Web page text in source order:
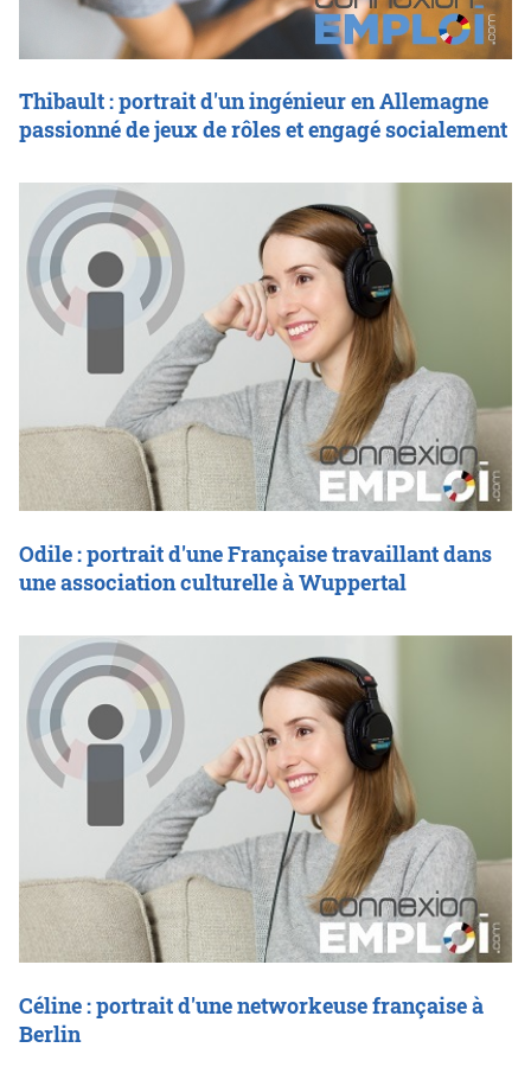
Thibault : portrait d'un ingénieur en Allemagne
passionné de jeux de rôles et engagé socialement
Odile : portrait d'une Française travaillant dans
une association culturelle à Wuppertal
Céline : portrait d'une networkeuse française à
Berlin